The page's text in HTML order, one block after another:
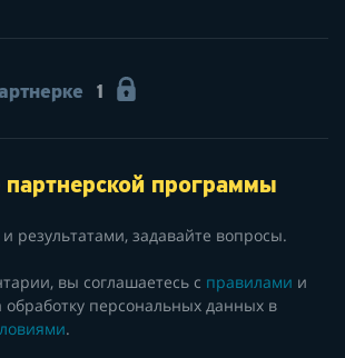
1
программы
результатами, задавайте вопросы.
вы соглашаетесь с правилами и
обработку персональных данных в
.